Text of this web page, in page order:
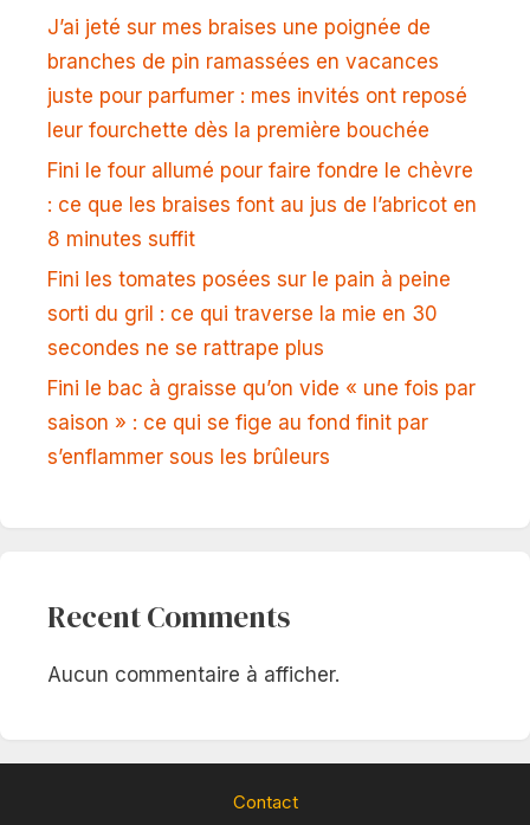
J’ai jeté sur mes braises une poignée de
branches de pin ramassées en vacances
juste pour parfumer : mes invités ont reposé
leur fourchette dès la première bouchée
Fini le four allumé pour faire fondre le chèvre
: ce que les braises font au jus de l’abricot en
8 minutes suffit
Fini les tomates posées sur le pain à peine
sorti du gril : ce qui traverse la mie en 30
secondes ne se rattrape plus
Fini le bac à graisse qu’on vide « une fois par
saison » : ce qui se fige au fond finit par
s’enflammer sous les brûleurs
Recent Comments
Aucun commentaire à afficher.
Contact